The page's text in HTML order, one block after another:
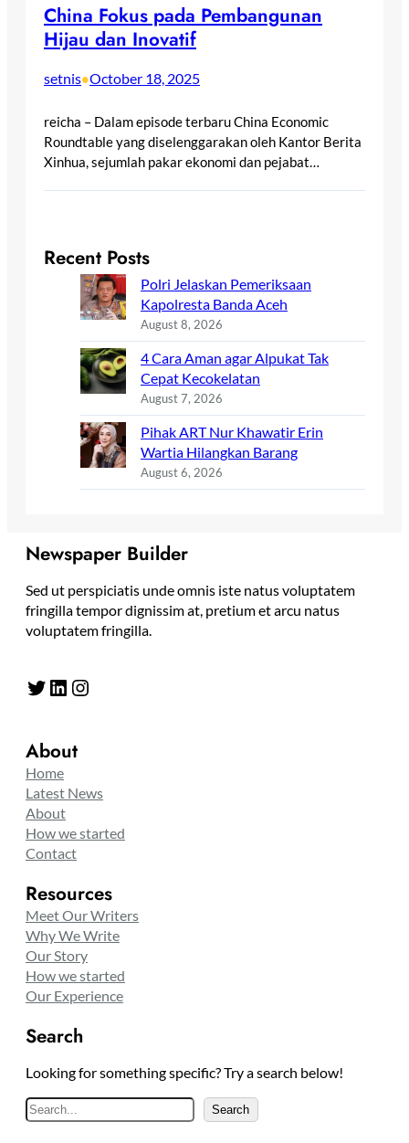
China Fokus pada Pembangunan
Hijau dan Inovatif
setnis•October 18, 2025
reicha – Dalam episode terbaru China Economic
Roundtable yang diselenggarakan oleh Kantor Berita
Xinhua, sejumlah pakar ekonomi dan pejabat…
Recent Posts
Polri Jelaskan Pemeriksaan
Kapolresta Banda Aceh
August 8, 2026
4 Cara Aman agar Alpukat Tak
Cepat Kecokelatan
August 7, 2026
Pihak ART Nur Khawatir Erin
Wartia Hilangkan Barang
August 6, 2026
Newspaper Builder
Sed ut perspiciatis unde omnis iste natus voluptatem
fringilla tempor dignissim at, pretium et arcu natus
voluptatem fringilla.
Twitter LinkedIn Instagram
About
Home
Latest News
About
How we started
Contact
Resources
Meet Our Writers
Why We Write
Our Story
How we started
Our Experience
Search
Looking for something specific? Try a search below!
e
Search